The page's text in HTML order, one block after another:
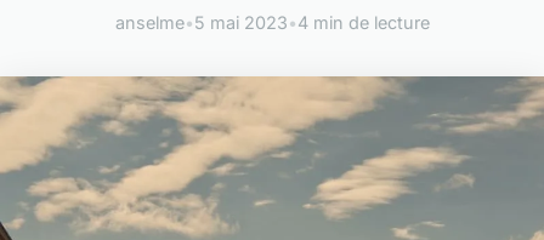
anselme•5 mai 2023•4 min de lecture